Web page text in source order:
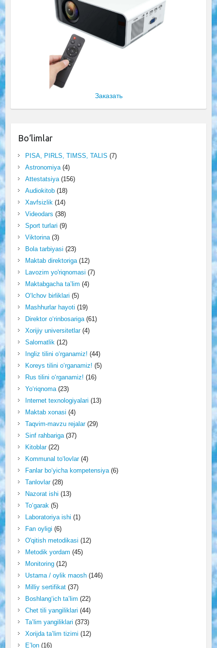
Заказать
Bo‘limlar
PISA, PIRLS, TIMSS, TALIS (7)
Astronomiya(4)
Attestatsiya(156)
Audiokitob(18)
Xavfsizlik (14)
Videodars (38)
Sport turlari (9)
Viktorina(3)
Bola tarbiyasi (23)
Maktab direktoriga(12)
Lavozim yo'riqnomasi (7)
Maktabgacha ta’lim (4)
O‘lchov birliklari (5)
Mashhurlar hayoti (19)
Direktor o‘rinbosariga(61)
Xorijiy universitetlar(4)
Salomatlik (12)
Ingliz tilini o‘rganamiz! (44)
Koreys tilini o‘rganamiz! (5)
Rus tilini o‘rganamiz! (16)
Yo‘riqnoma(23)
Internet texnologiyalari (13)
Maktab xonasi (4)
Taqvim-mavzu rejalar(29)
Sinf rahbariga(37)
Kitoblar(22)
Kommunal to‘lovlar(4)
Fanlar bo‘yicha kompetensiya(6)
Tanlovlar(28)
Nazorat ishi (13)
To‘garak (5)
Laboratoriya ishi (1)
Fan oyligi (6)
O'qitish metodikasi (12)
Metodik yordam (45)
Monitoring(12)
Ustama / oylik maosh(146)
Milliy sertifikat(37)
Boshlang‘ich ta’lim (22)
Chet tili yangiliklari (44)
Ta’lim yangiliklari (373)
Xorijda ta’lim tizimi (12)
E’lon(16)